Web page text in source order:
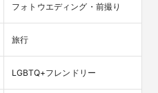
フォトウエディング・前撮り
旅行
LGBTQ+フレンドリー